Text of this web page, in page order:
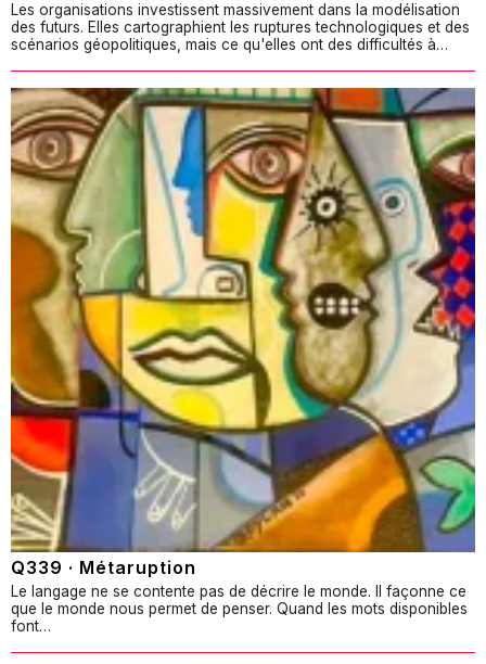
Les organisations investissent massivement dans la modélisation
des futurs. Elles cartographient les ruptures technologiques et des
scénarios géopolitiques, mais ce qu'elles ont des difficultés à…
Q339 · Métaruption
Le langage ne se contente pas de décrire le monde. Il façonne ce
que le monde nous permet de penser. Quand les mots disponibles
font…